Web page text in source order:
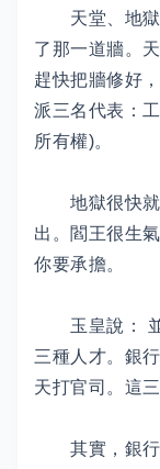
天堂、地獄
了那一道牆。
趕快把牆修好
派三名代表：
所有權)。
地獄很快就
出。閻王很生
你要承擔。
玉皇說： 並
三種人才。銀
天打官司。這
其實，銀行